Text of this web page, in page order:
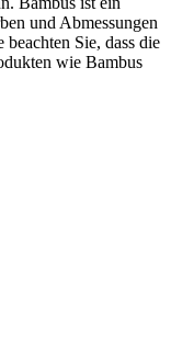
und Abmessungen
Sie, dass die
wie Bambus